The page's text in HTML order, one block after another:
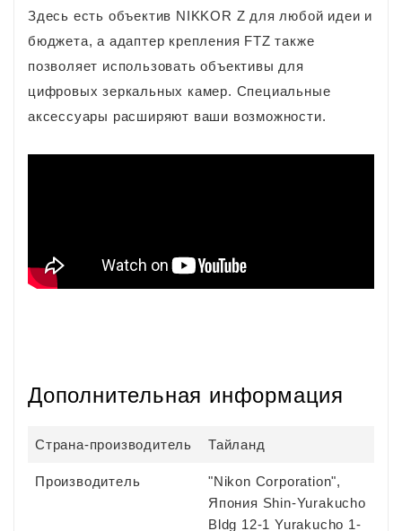
Здесь есть объектив NIKKOR Z для любой идеи и
бюджета, а адаптер крепления FTZ также
позволяет использовать объективы для
цифровых зеркальных камер. Специальные
аксессуары расширяют ваши возможности.
Дополнительная информация
Страна-производитель Тайланд
Производитель
"Nikon Corporation",
Япония Shin-Yurakucho
Bldg 12-1 Yurakucho 1-